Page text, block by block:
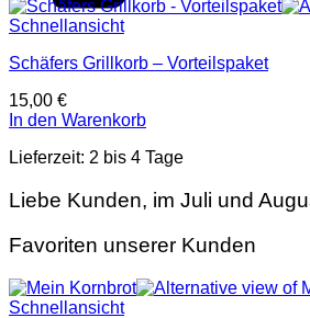
Schnellansicht
Schäfers Grillkorb – Vorteilspaket
15,00 €
In den Warenkorb
Lieferzeit: 2 bis 4 Tage
Liebe Kunden, im Juli und
Favoriten unserer Kunden
Schnellansicht